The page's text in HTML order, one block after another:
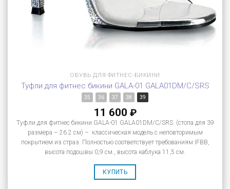
ОБУВЬ ДЛЯ ФИТНЕС-БИКИНИ
Туфли для фитнес бикини GALA-01 GALA01DM/C/SRS
35 36 37 38 39
11 600 ₽
Туфли для фитнес бикини GALA-01 GALA01DM/C/SRS (стопа для 39
размера – 26.2 см) – классическая модель с неповторимым
покрытием из страз. Полностью соответствует требованиям IFBB,
высота подошвы 0,9 см., высота каблука 11,5 см.
КУПИТЬ